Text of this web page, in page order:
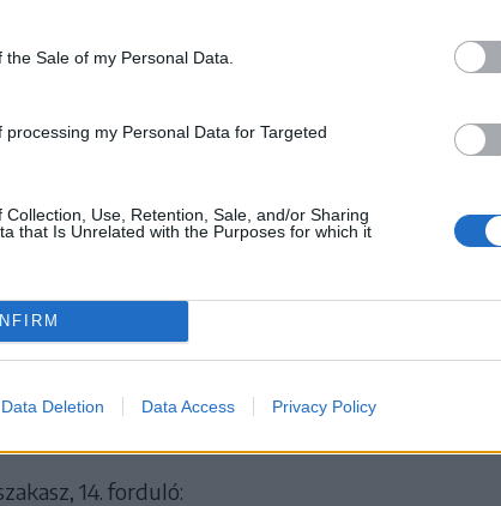
Sale of my Personal Data.
processing my Personal Data for Targeted
Collection, Use, Retention, Sale, and/or Sharing
that Is Unrelated with the Purposes for which it
Data Deletion Data Access Privacy Policy
OSK feljött a tabella negyedik helyére. December
14. forduló: